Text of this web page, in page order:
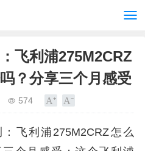
飞利浦275M2CRZ
？分享三个月感受
574
飞利浦275M2CRZ怎么